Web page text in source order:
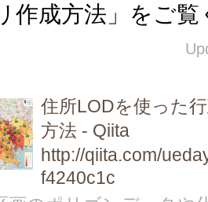
作成方法」をご覧
住所LODを使った
方法 - Qiita
http://qiita.com/
f4240c1c